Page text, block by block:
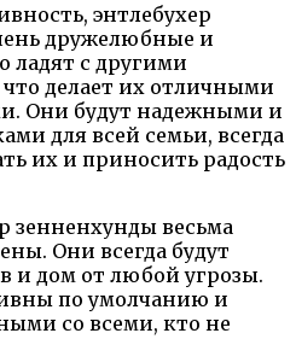
энтлебухер
дружелюбные и
ладят с другими
делает их отличными
Они будут надежными и
для всей семьи, всегда
их и приносить радость
зенненхунды весьма
Они всегда будут
и дом от любой угрозы.
по умолчанию и
со всеми, кто не